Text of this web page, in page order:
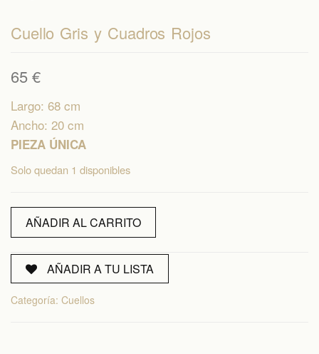
Cuello Gris y Cuadros Rojos
65€
Largo: 68 cm
Ancho: 20 cm
PIEZA ÚNICA
Solo quedan 1 disponibles
Cuello
Gris
y
Cuadros
Rojos
cantidad
AÑADIR AL CARRITO
AÑADIR A TU LISTA
Categoría: Cuellos